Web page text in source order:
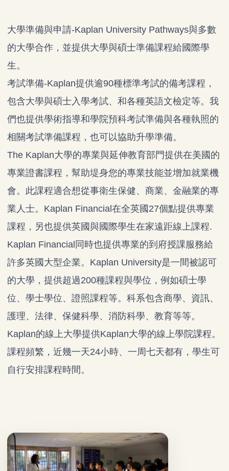
大學準備與申請-Kaplan University Pathways與多數
的大學合作，並提供大學與碩士準備課程給國際學
生。
考試準備-Kaplan提供逾90種標準考試的備考課程，
包含大學與碩士入學考試、和各種英語文檢定等。我
們也提供學術指導和學院預科考試準備與各種執照的
相關考試準備課程，也可以協助升學準備。
The Kaplan大學的專業與延伸教育部門提供在美國的
專業證書課程，幫助堤身您的專業技能並增加就業機
會。此課程適合想從事衛生保健、商業、金融業的專
業人士。Kaplan Financial在全英國27個點提供專業
課程，另也提供英國與國際學生在家遠距線上課程.
Kaplan Financial同時也提供專業的到府授課服務給
許多英國大型企業。Kaplan University是一間被認可
的大學，提供超過200種課程與學位，例如碩士學
位、學士學位、證照課程等。科系包含商學、資訊、
護理、法律、保健科學、消防科學、教育等等。
Kaplan的線上大學提供Kaplan大學的線上學院課程。
課程頻繁，近幾一天24小時、一周七天都有，學生可
自行安排課程時間。